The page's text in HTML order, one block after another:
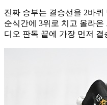
진짜 승부는 결승선을 2바
순식간에 3위로 치고 올라
디오 판독 끝에 가장 먼저